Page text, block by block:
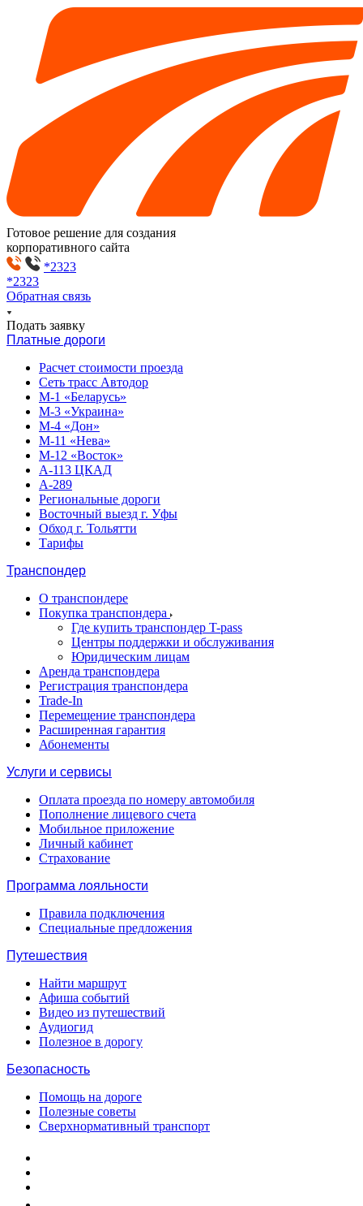
Готовое решение для создания
корпоративного сайта
*2323
*2323
Обратная связь
Подать заявку
Платные дороги
Расчет стоимости проезда
Сеть трасс Автодор
М-1 «Беларусь»
М-3 «Украина»
М-4 «Дон»
М-11 «Нева»
М-12 «Восток»
А-113 ЦКАД
А-289
Региональные дороги
Восточный выезд г. Уфы
Обход г. Тольятти
Тарифы
Транспондер
О транспондере
Покупка транспондера
Где купить транспондер T-pass
Центры поддержки и обслуживания
Юридическим лицам
Аренда транспондера
Регистрация транспондера
Trade-In
Перемещение транспондера
Расширенная гарантия
Абонементы
Услуги и сервисы
Оплата проезда по номеру автомобиля
Пополнение лицевого счета
Мобильное приложение
Личный кабинет
Страхование
Программа лояльности
Правила подключения
Специальные предложения
Путешествия
Найти маршрут
Афиша событий
Видео из путешествий
Аудиогид
Полезное в дорогу
Безопасность
Помощь на дороге
Полезные советы
Сверхнормативный транспорт